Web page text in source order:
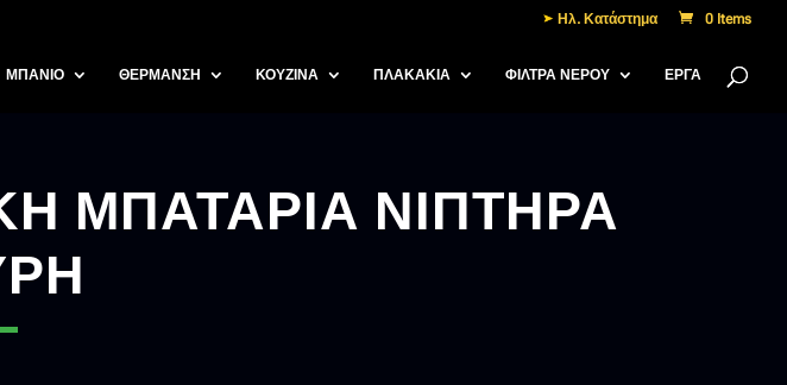
Ηλ. Κατάστημα 0 Items
ΜΠΑΝΙΟ ΘΕΡΜΑΝΣΗ ΚΟΥΖΙΝΑ ΠΛΑΚΑΚΙΑ ΦΙΛΤΡΑ ΝΕΡΟΥ ΈΡΓΑ
ΜΠΑΤΑΡΙΑ ΝΙΠΤΗΡΑ